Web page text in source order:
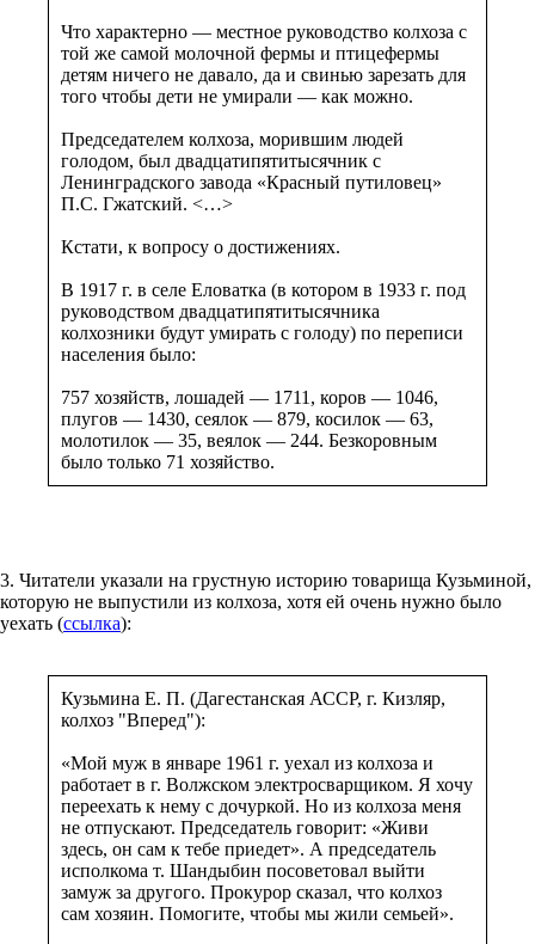
Что характерно — местное руководство колхоза с
той же самой молочной фермы и птицефермы
детям ничего не давало, да и свинью зарезать для
того чтобы дети не умирали — как можно.
Председателем колхоза, морившим людей
голодом, был двадцатипятитысячник с
Ленинградского завода «Красный путиловец»
П.С. Гжатский. <…>
Кстати, к вопросу о достижениях.
В 1917 г. в селе Еловатка (в котором в 1933 г. под
руководством двадцатипятитысячника
колхозники будут умирать с голоду) по переписи
населения было:
757 хозяйств, лошадей — 1711, коров — 1046,
плугов — 1430, сеялок — 879, косилок — 63,
молотилок — 35, веялок — 244. Безкоровным
было только 71 хозяйство.
3. Читатели указали на грустную историю товарища Кузьминой,
которую не выпустили из колхоза, хотя ей очень нужно было
уехать (ссылка):
Кузьмина Е. П. (Дагестанская АССР, г. Кизляр,
колхоз "Вперед"):
«Мой муж в январе 1961 г. уехал из колхоза и
работает в г. Волжском электросварщиком. Я хочу
переехать к нему с дочуркой. Но из колхоза меня
не отпускают. Председатель говорит: «Живи
здесь, он сам к тебе приедет». А председатель
исполкома т. Шандыбин посоветовал выйти
замуж за другого. Прокурор сказал, что колхоз
сам хозяин. Помогите, чтобы мы жили семьей».